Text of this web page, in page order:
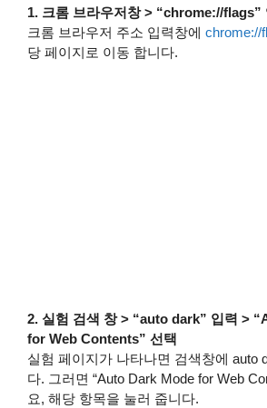
1. 크롬 브라우저창 > “chrome://flags”
크롬 브라우저 주소 입력창에 chrome://
당 페이지로 이동 합니다.
2. 실험 검색 창 > “auto dark” 입력 >
for Web Contents” 선택
실험 페이지가 나타나면 검색창에 auto
다. 그러면 “Auto Dark Mode for Web
요, 해당 항목을 눌러 줍니다.